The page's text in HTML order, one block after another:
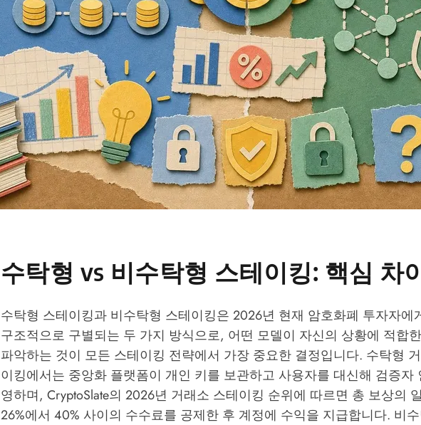
수탁형 vs 비수탁형 스테이킹: 핵심 차
수탁형 스테이킹과 비수탁형 스테이킹은 2026년 현재 암호화폐 투자자에
구조적으로 구별되는 두 가지 방식으로, 어떤 모델이 자신의 상황에 적합
파악하는 것이 모든 스테이킹 전략에서 가장 중요한 결정입니다. 수탁형
이킹에서는 중앙화 플랫폼이 개인 키를 보관하고 사용자를 대신해 검증자
영하며, CryptoSlate의 2026년 거래소 스테이킹 순위에 따르면 총 보상의
26%에서 40% 사이의 수수료를 공제한 후 계정에 수익을 지급합니다. 비